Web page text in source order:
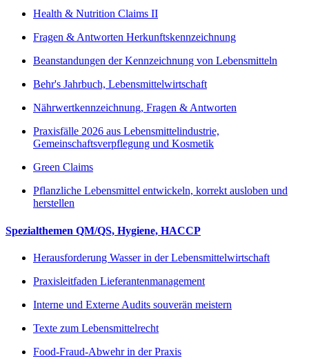
Health & Nutrition Claims II
Fragen & Antworten Herkunftskennzeichnung
Beanstandungen der Kennzeichnung von Lebensmitteln
Behr's Jahrbuch, Lebensmittelwirtschaft
Nährwertkennzeichnung, Fragen & Antworten
Praxisfälle 2026 aus Lebensmittelindustrie,
Gemeinschaftsverpflegung und Kosmetik
Green Claims
Pflanzliche Lebensmittel entwickeln, korrekt ausloben und
herstellen
Spezialthemen QM/QS, Hygiene, HACCP
Herausforderung Wasser in der Lebensmittelwirtschaft
Praxisleitfaden Lieferantenmanagement
Interne und Externe Audits souverän meistern
Texte zum Lebensmittelrecht
Food-Fraud-Abwehr in der Praxis